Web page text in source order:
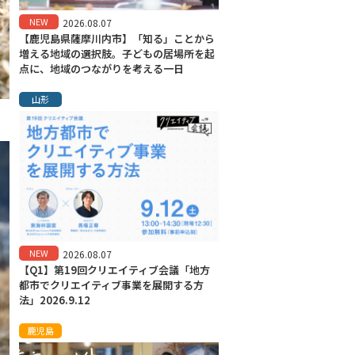
NEW 2026.08.07
【鹿児島県薩摩川内市】「知る」ことから
増える地域の選択肢。子どもの居場所を起
点に、地域のつながりを考える一日
山形
NEW 2026.08.07
【Q1】第19回クリエイティブ会議「地方
都市でクリエイティブ事業を展開する方
法」2026.9.12
鹿児島